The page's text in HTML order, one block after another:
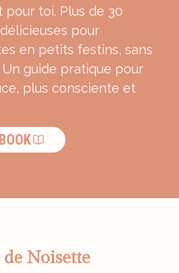
toi. Plus de 30
pour
en petits festins, sans
guide pratique pour
plus consciente et